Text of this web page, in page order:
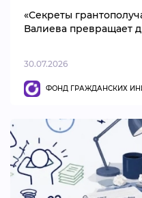
«Секреты
Валиева превращает
30.07.2026
ФОНД ГРАЖДАНСКИХ